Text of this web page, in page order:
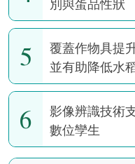
別與蛋品性狀
5
覆蓋作物具提
並有助降低水
6
影像辨識技術
數位孿生